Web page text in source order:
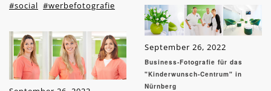
#social #werbefotografie
September 26, 2022
Business-Fotografie für das
"Kinderwunsch-Centrum" in
Nürnberg